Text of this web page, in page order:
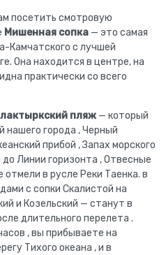
посетить смотровую
Мишенная сопка — это самая
Камчатского с лучшей
Она находится в центре, на
практически со всего
пляж— который
нашего города , Черный
прибой , Запах морского
Линии горизонта , Отвесные
в русле Реки Таенка. в
с сопки Скалистой на
и Козельский — станут в
длительного перелета .
, вы прибываете на
Тихого океана , и в